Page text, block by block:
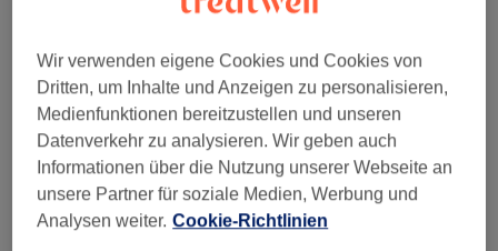
Sauberkeit
Service
Bewertungen filtern
Wir verwenden eigene Cookies und Cookies von
Dritten, um Inhalte und Anzeigen zu personalisieren,
Medienfunktionen bereitzustellen und unseren
Datenverkehr zu analysieren. Wir geben auch
Informationen über die Nutzung unserer Webseite an
unsere Partner für soziale Medien, Werbung und
Analysen weiter. Cookie-Richtlinien